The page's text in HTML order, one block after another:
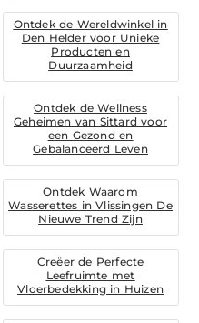
Ontdek de Wereldwinkel in
Den Helder voor Unieke
Producten en
Duurzaamheid
Ontdek de Wellness
Geheimen van Sittard voor
een Gezond en
Gebalanceerd Leven
Ontdek Waarom
Wasserettes in Vlissingen De
Nieuwe Trend Zijn
Creëer de Perfecte
Leefruimte met
Vloerbedekking in Huizen